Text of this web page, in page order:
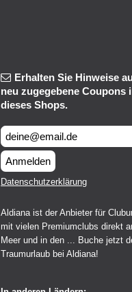
Erhalten Sie Hinweise
neu zugegebene Coupons
dieses Shops.
Anmelden
Datenschutzerklärung
Aldiana ist der Anbieter für
mit vielen Premiumclubs direkt
Meer und in den ... Buche jetzt
Traumurlaub bei Aldiana!